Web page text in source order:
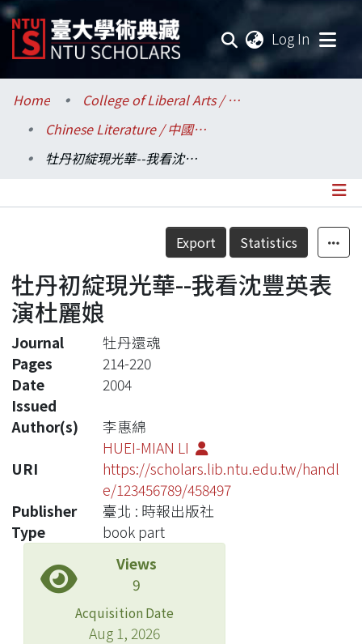
Log In
Communities & Collections
Research Outputs
Statistics
Home
College of Liberal Arts / 文學院
Chinese Literature / 中國文學系
牡丹初綻現光華--我看沈豐英表演杜麗娘
Details
Export Statistics
牡丹初綻現光華--我看沈豐英表
演杜麗娘
Journal
牡丹還魂
Pages
214-220
Date
Issued
2004
Author(s)
李惠綿
HUEI-MIAN LI
URI
https://scholars.lib.ntu.edu.tw/handl
e/123456789/458497
Publisher
臺北 : 時報出版社
Type
book part
Views
9
Acquisition Date
Aug 1, 2026